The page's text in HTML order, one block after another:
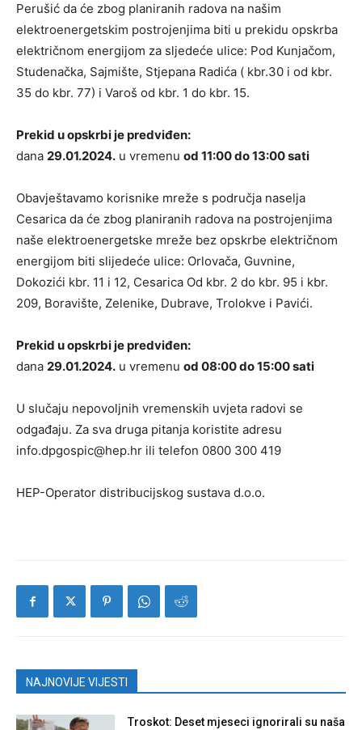
Perušić da će zbog planiranih radova na našim
elektroenergetskim postrojenjima biti u prekidu opskrba
električnom energijom za sljedeće ulice: Pod Kunjačom,
Studenačka, Sajmište, Stjepana Radića ( kbr.30 i od kbr.
35 do kbr. 77) i Varoš od kbr. 1 do kbr. 15.
Prekid u opskrbi je predviđen:
dana 29.01.2024. u vremenu od 11:00 do 13:00 sati
Obavještavamo korisnike mreže s područja naselja
Cesarica da će zbog planiranih radova na postrojenjima
naše elektroenergetske mreže bez opskrbe električnom
energijom biti slijedeće ulice: Orlovača, Guvnine,
Dokozići kbr. 11 i 12, Cesarica Od kbr. 2 do kbr. 95 i kbr.
209, Boravište, Zelenike, Dubrave, Trolokve i Pavići.
Prekid u opskrbi je predviđen:
dana 29.01.2024. u vremenu od 08:00 do 15:00 sati
U slučaju nepovoljnih vremenskih uvjeta radovi se
odgađaju. Za sva druga pitanja koristite adresu
info.dpgospic@hep.hr ili telefon 0800 300 419
HEP-Operator distribucijskog sustava d.o.o.
NAJNOVIJE VIJESTI
Troskot: Deset mjeseci ignorirali su naša